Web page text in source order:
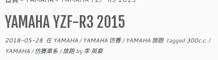
YAMAHA YZF-R3 2015
2018-05-28 在 YAMAHA/ YAMAHA 仿賽/ YAMAHA 旅跑 tagged300c.c./
YAMAHA/仿賽車系/旅跑by李 英豪